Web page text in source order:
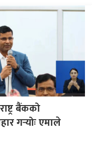
बैंकको
गर्‍योः एमाले